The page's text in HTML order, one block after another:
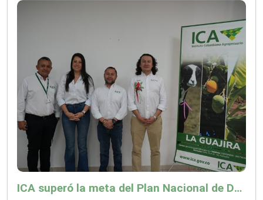
ICA superó la meta del Plan Nacional de Desarrollo y abrió 61 mercados internacionales